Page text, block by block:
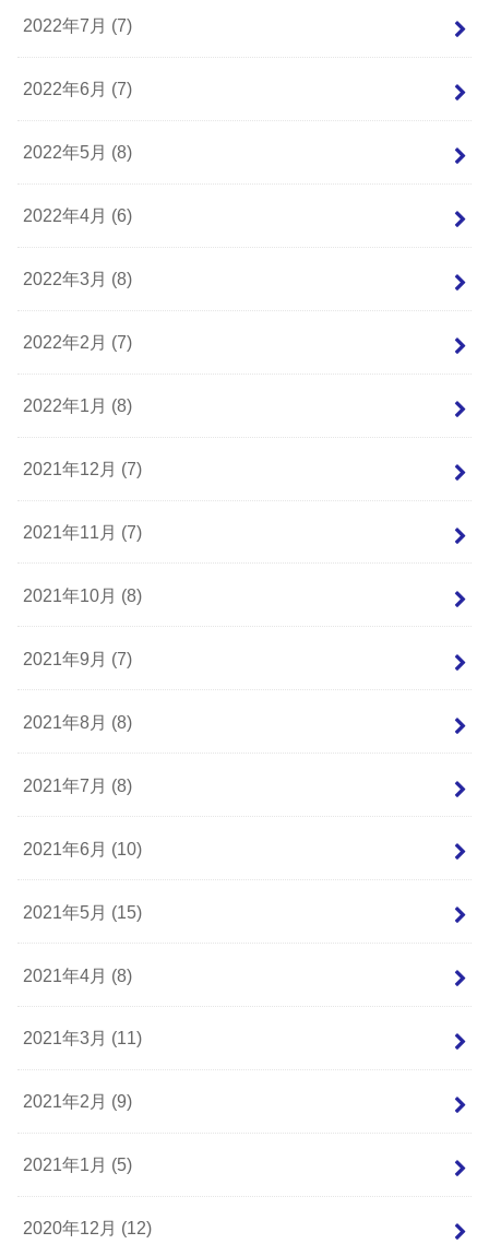
2022年7月 (7)
2022年6月 (7)
2022年5月 (8)
2022年4月 (6)
2022年3月 (8)
2022年2月 (7)
2022年1月 (8)
2021年12月 (7)
2021年11月 (7)
2021年10月 (8)
2021年9月 (7)
2021年8月 (8)
2021年7月 (8)
2021年6月 (10)
2021年5月 (15)
2021年4月 (8)
2021年3月 (11)
2021年2月 (9)
2021年1月 (5)
2020年12月 (12)